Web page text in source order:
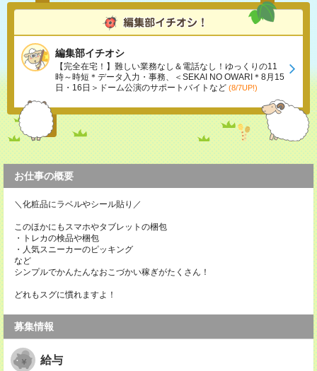
編集部イチオシ
【完全在宅！】難しい業務なし＆電話なし！ゆっくりの11
時～時短＊データ入力・事務、＜SEKAI NO OWARI＊8月15
日・16日＞ドーム公演のサポートバイトなど (8/7UP!)
お仕事の概要
＼化粧品にラベルやシール貼り／
このほかにもスマホやタブレットの梱包
・トレカの検品や梱包
・人気スニーカーのピッキング
など
シンプルでかんたんなおこづかい稼ぎがたくさん！
どれもスグに慣れますよ！
募集情報
給与